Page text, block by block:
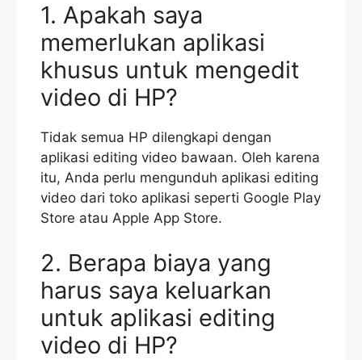
1. Apakah saya
memerlukan aplikasi
khusus untuk mengedit
video di HP?
Tidak semua HP dilengkapi dengan
aplikasi editing video bawaan. Oleh karena
itu, Anda perlu mengunduh aplikasi editing
video dari toko aplikasi seperti Google Play
Store atau Apple App Store.
2. Berapa biaya yang
harus saya keluarkan
untuk aplikasi editing
video di HP?